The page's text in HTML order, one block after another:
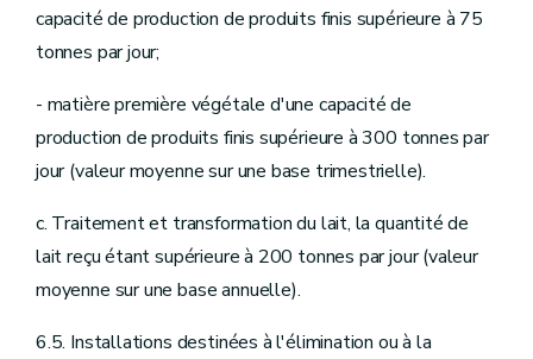
capacité de production de produits finis supérieure à 75
tonnes par jour;
- matière première végétale d'une capacité de
production de produits finis supérieure à 300 tonnes par
jour (valeur moyenne sur une base trimestrielle).
c. Traitement et transformation du lait, la quantité de
lait reçu étant supérieure à 200 tonnes par jour (valeur
moyenne sur une base annuelle).
6.5. Installations destinées à l'élimination ou à la